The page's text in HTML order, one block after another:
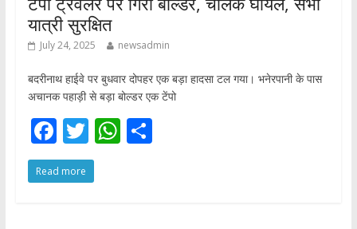
यात्री सुरक्षित
July 24, 2025 newsadmin
बदरीनाथ हाईवे पर बुधवार दोपहर एक बड़ा हादसा टल गया। भनेरपानी के पास
अचानक पहाड़ी से बड़ा बोल्डर एक टेंपो
F
ac
e
T
w
itt
W S
Read more